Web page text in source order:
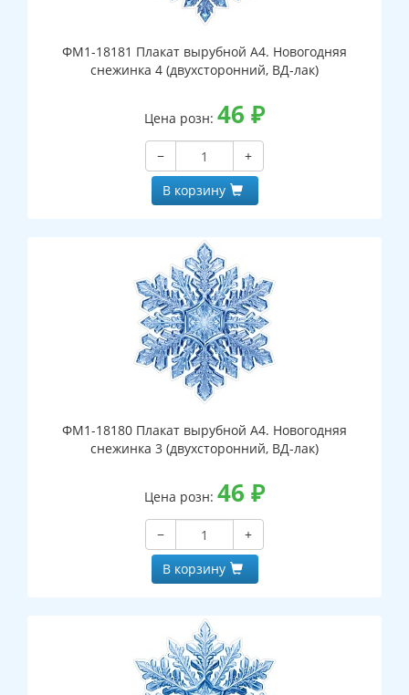
ФМ1-18181 Плакат вырубной А4. Новогодняя
снежинка 4 (двухсторонний, ВД-лак)
Цена розн: 46 ₽
−
+
В корзину
ФМ1-18180 Плакат вырубной А4. Новогодняя
снежинка 3 (двухсторонний, ВД-лак)
Цена розн: 46 ₽
−
+
В корзину